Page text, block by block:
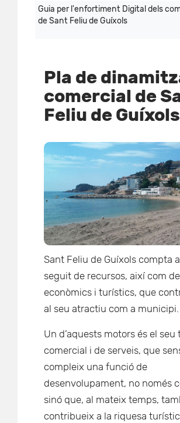
Guia per l'enfortiment Digital dels
de Sant Feliu de Guíxols
Pla de
comercial de
Feliu de Guíxols
Sant Feliu de Guíxols compta
seguit de recursos, així com
econòmics i turístics, que
al seu atractiu com a municipi.
Un d’aquests motors és el seu
comercial i de serveis, que
compleix una funció de
desenvolupament, no només
sinó que, al mateix temps,
contribueix a la riquesa